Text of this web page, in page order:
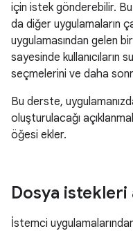
için istek gönderebilir.
da diğer uygulamaların
uygulamasından gelen
sayesinde kullanıcıların
seçmelerini ve daha
Bu derste,
oluşturulacağı
öğesi ekler.
Dosya istekleri
İstemci